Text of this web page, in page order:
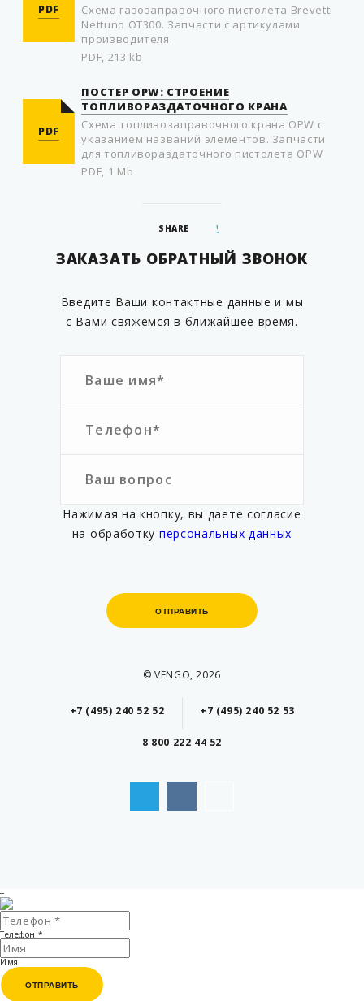
PDF
Схема газозаправочного пистолета Brevetti
Nettuno OT300. Запчасти с артикулами
производителя.
PDF, 213 kb
PDF
ПОСТЕР OPW: СТРОЕНИЕ
ТОПЛИВОРАЗДАТОЧНОГО КРАНА
Схема топливозаправочного крана OPW с
указанием названий элементов. Запчасти
для топливораздаточного пистолета OPW
PDF, 1 Mb
SHARE
ЗАКАЗАТЬ ОБРАТНЫЙ ЗВОНОК
Введите Ваши контактные данные и мы
с Вами свяжемся в ближайшее время.
Нажимая на кнопку, вы даете согласие
на обработку персональных данных
ОТПРАВИТЬ
ОТПРАВИТЬ
© VENGO, 2026
+7 (495) 240 52 52 +7 (495) 240 52 53
8 800 222 44 52
+
Телефон *
Имя
ОТПРАВИТЬ
ОТПРАВИТЬ